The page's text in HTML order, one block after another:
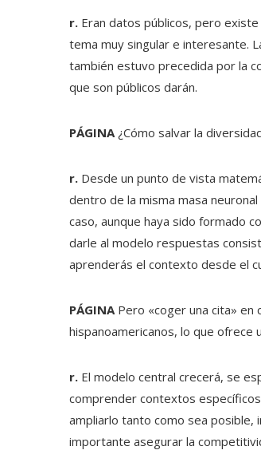
r. Eran datos públicos, pero
tema muy singular e interesante.
también estuvo precedida por la
que son públicos darán.
PÁGINA ¿Cómo salvar la
r. Desde un punto de vista
dentro de la misma masa
caso, aunque haya sido formado
darle al modelo respuestas
aprenderás el contexto desde el
PÁGINA Pero «coger una cita» en
hispanoamericanos, lo que ofrece
r. El modelo central crecerá, se
comprender contextos
ampliarlo tanto como sea posible,
importante asegurar la